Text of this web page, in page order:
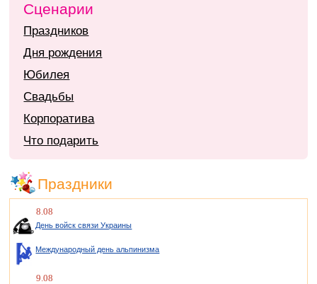
Сценарии
Праздников
Дня рождения
Юбилея
Свадьбы
Корпоратива
Что подарить
Праздники
8.08
День войск связи Украины
Международный день альпинизма
9.08